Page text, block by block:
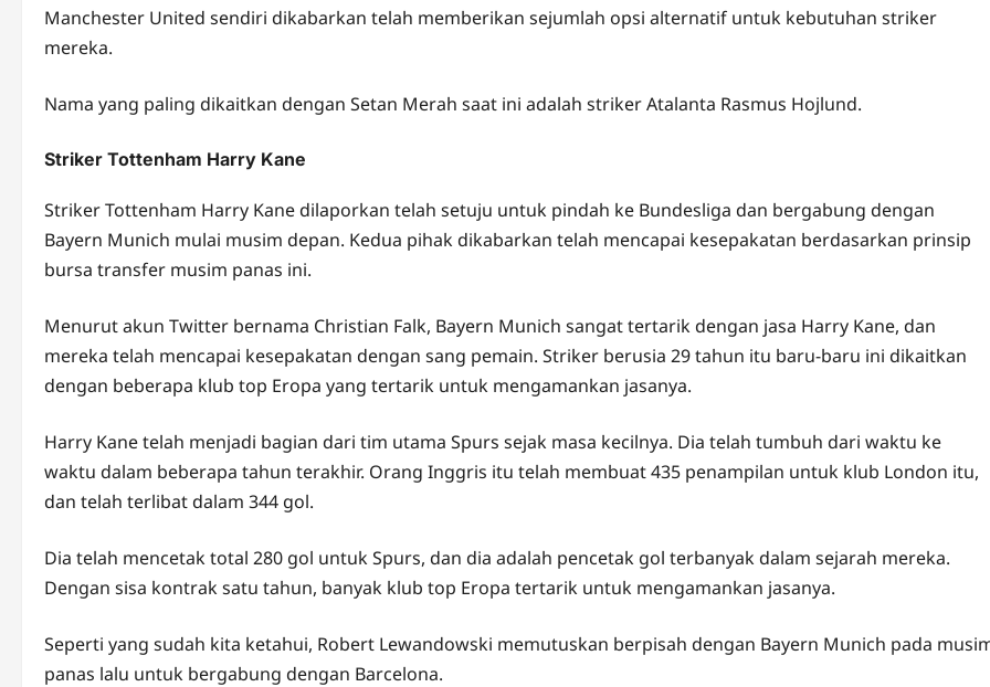
Manchester United sendiri dikabarkan telah memberikan sejumlah opsi alternatif untuk kebutuhan striker
mereka.
Nama yang paling dikaitkan dengan Setan Merah saat ini adalah striker Atalanta Rasmus Hojlund.
Striker Tottenham Harry Kane
Striker Tottenham Harry Kane dilaporkan telah setuju untuk pindah ke Bundesliga dan bergabung dengan
Bayern Munich mulai musim depan. Kedua pihak dikabarkan telah mencapai kesepakatan berdasarkan prinsip
bursa transfer musim panas ini.
Menurut akun Twitter bernama Christian Falk, Bayern Munich sangat tertarik dengan jasa Harry Kane, dan
mereka telah mencapai kesepakatan dengan sang pemain. Striker berusia 29 tahun itu baru-baru ini dikaitkan
dengan beberapa klub top Eropa yang tertarik untuk mengamankan jasanya.
Harry Kane telah menjadi bagian dari tim utama Spurs sejak masa kecilnya. Dia telah tumbuh dari waktu ke
waktu dalam beberapa tahun terakhir. Orang Inggris itu telah membuat 435 penampilan untuk klub London itu,
dan telah terlibat dalam 344 gol.
Dia telah mencetak total 280 gol untuk Spurs, dan dia adalah pencetak gol terbanyak dalam sejarah mereka.
Dengan sisa kontrak satu tahun, banyak klub top Eropa tertarik untuk mengamankan jasanya.
Seperti yang sudah kita ketahui, Robert Lewandowski memutuskan berpisah dengan Bayern Munich pada
panas lalu untuk bergabung dengan Barcelona.